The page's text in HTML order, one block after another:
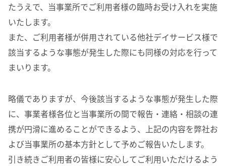
たうえで、当事業所でご利用者様の臨時お受け入れを実施
いたします。
また、ご利用者様が併用されている他社デイサービス様で
該当するような事態が発生した際にも同様の対応を行って
まいります。
略儀でありますが、今後該当するような事態が発生した際
に、事業者様各位と当事業所の間で報告・連絡・相談の連
携が円滑に進めることができるよう、上記の内容を弊社お
よび当事業所の基本方針として予めご報告いたします。
引き続きご利用者の皆様に安心してご利用いただけるよう